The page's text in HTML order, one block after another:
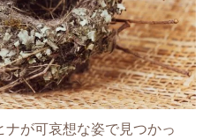
が可哀想な姿で見つかっ